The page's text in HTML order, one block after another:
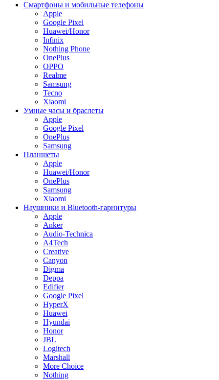
Смартфоны и мобильные телефоны
Apple
Google Pixel
Huawei/Honor
Infinix
Nothing Phone
OnePlus
OPPO
Realme
Samsung
Tecno
Xiaomi
Умные часы и браслеты
Apple
Google Pixel
OnePlus
Samsung
Планшеты
Apple
Huawei/Honor
OnePlus
Samsung
Xiaomi
Наушники и Bluetooth-гарнитуры
Apple
Anker
Audio-Technica
A4Tech
Creative
Canyon
Digma
Deppa
Edifier
Google Pixel
HyperX
Huawei
Hyundai
Honor
JBL
Logitech
Marshall
More Choice
Nothing